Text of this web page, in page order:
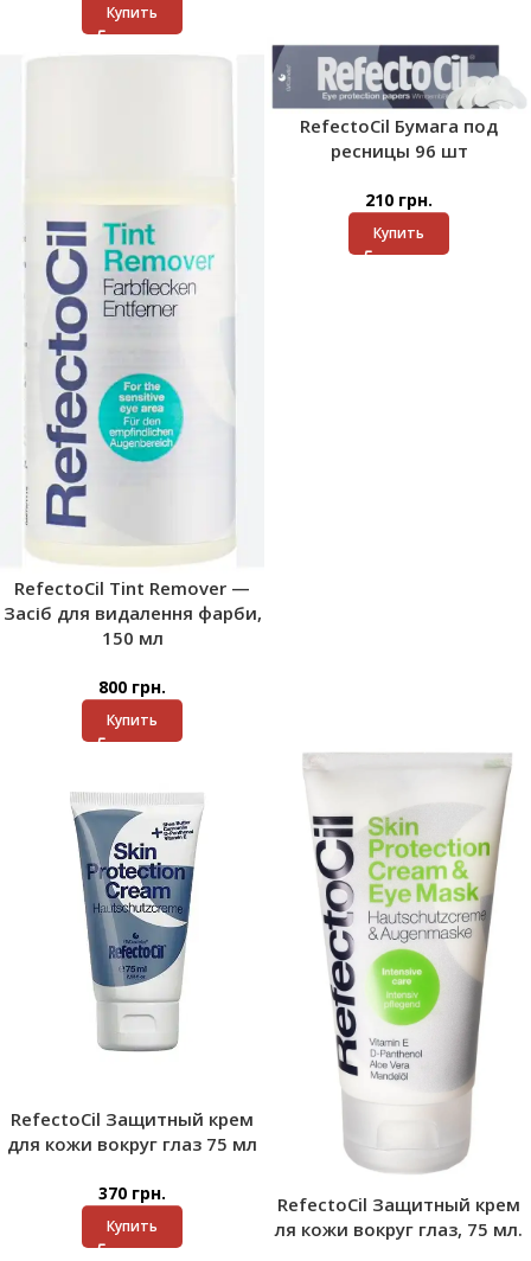
Купить
RefectoCil Tint Remover —
Засіб для видалення фарби,
150 мл
800 грн.
Купить
RefectoCil Бумага под
ресницы 96 шт
210 грн.
Купить
RefectoCil Защитный крем
для кожи вокруг глаз 75 мл
370 грн.
Купить
RefectoCil Защитный крем
ля кожи вокруг глаз, 75 мл.